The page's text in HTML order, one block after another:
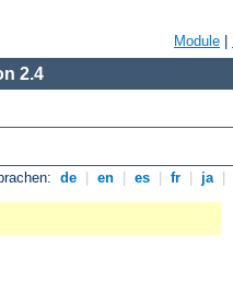
Module
2.4
de en es fr ja